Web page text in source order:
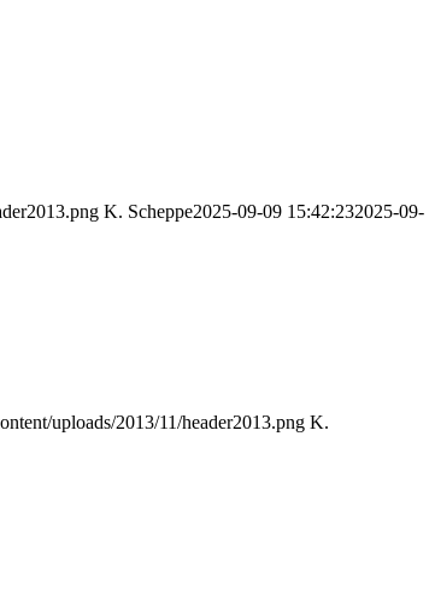
K. Scheppe2025-09-09 15:42:232025-09-
uploads/2013/11/header2013.png K.